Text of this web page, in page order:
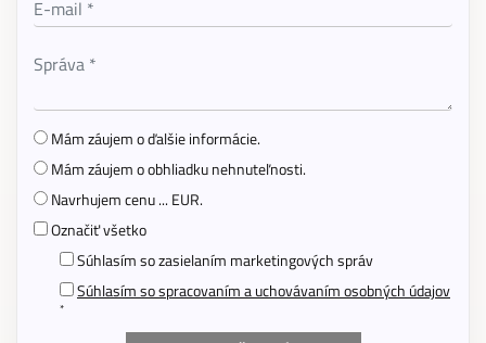
Mám záujem o ďalšie informácie.
Mám záujem o obhliadku nehnuteľnosti.
Navrhujem cenu ... EUR.
Označiť všetko
Súhlasím so zasielaním marketingových správ
Súhlasím so spracovaním a uchovávaním osobných údajov
*